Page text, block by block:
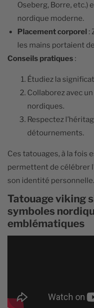
Oseberg, Borre, etc.)
nordique moderne.
Placement corporel :
les mains portaient
Conseils pratiques :
Étudiez la
Collaborez avec
nordiques.
Respectez
détournements.
Ces tatouages, à la fois
permettent de célébrer
son identité personnelle.
Tatouage viking
symboles
emblématiques